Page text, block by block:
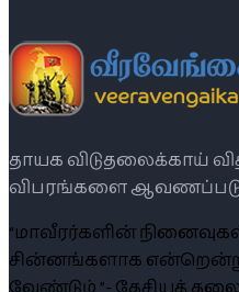
தாயக விடுதலைக்காய்
விபரங்களை
“மாவீரர்களின்
சின்னங்களாக